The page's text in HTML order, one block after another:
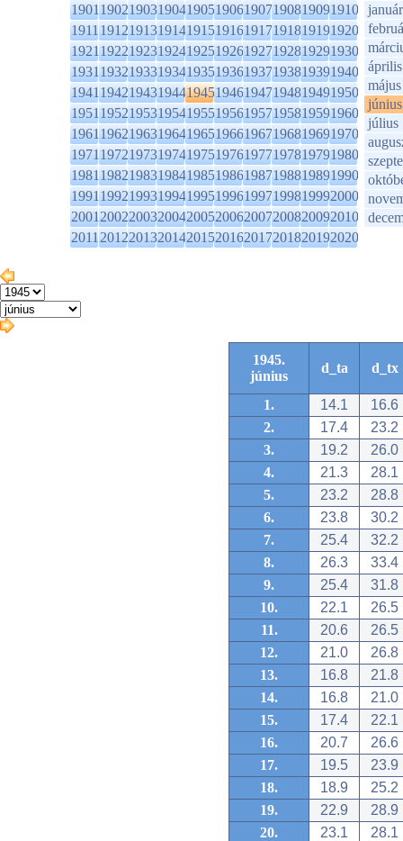
1901190219031904190519061907190819091910
1911191219131914191519161917191819191920
1921192219231924192519261927192819291930
1931193219331934193519361937193819391940
1941194219431944194519461947194819491950
1951195219531954195519561957195819591960
1961196219631964196519661967196819691970
1971197219731974197519761977197819791980
1981198219831984198519861987198819891990
1991199219931994199519961997199819992000
2001200220032004200520062007200820092010
2011201220132014201520162017201820192020
január
április
május
június
július
1945.
június
d_ta d_tx
1. 14.1
16.6
2.
17.4
23.2
3.
19.2
26.0
4.
21.3
28.1
5.
23.2
28.8
6.
23.8
30.2
7.
25.4
32.2
8.
26.3
33.4
9.
25.4
31.8
10.
22.1
26.5
11.
20.6
26.5
12.
21.0
26.8
13.
16.8
21.8
14.
16.8
21.0
15.
17.4
22.1
16.
20.7
26.6
17.
19.5
23.9
18.
18.9
25.2
19.
22.9
28.9
20.
23.1
28.1